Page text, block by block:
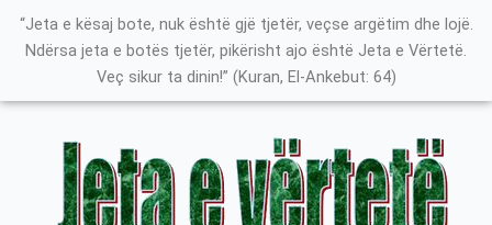
“Jeta e kësaj bote, nuk është gjë tjetër, veçse argëtim dhe lojë.
Ndërsa jeta e botës tjetër, pikërisht ajo është Jeta e Vërtetë.
Veç sikur ta dinin!” (Kuran, El-Ankebut: 64)
K
a
e